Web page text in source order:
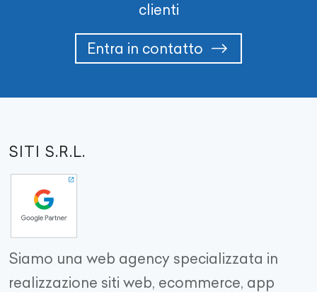
clienti
Entra in contatto
SITI S.R.L.
Siamo una web agency specializzata in
realizzazione siti web, ecommerce, app